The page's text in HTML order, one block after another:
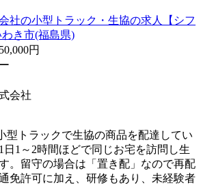
社の小型トラック・生協の求人【シフ
わき市(福島県)
円
会社
型トラックで生協の商品を配達してい
日1～2時間ほどで同じお宅を訪問し生
。留守の場合は「置き配」なので再配
免許可に加え、研修もあり、未経験者